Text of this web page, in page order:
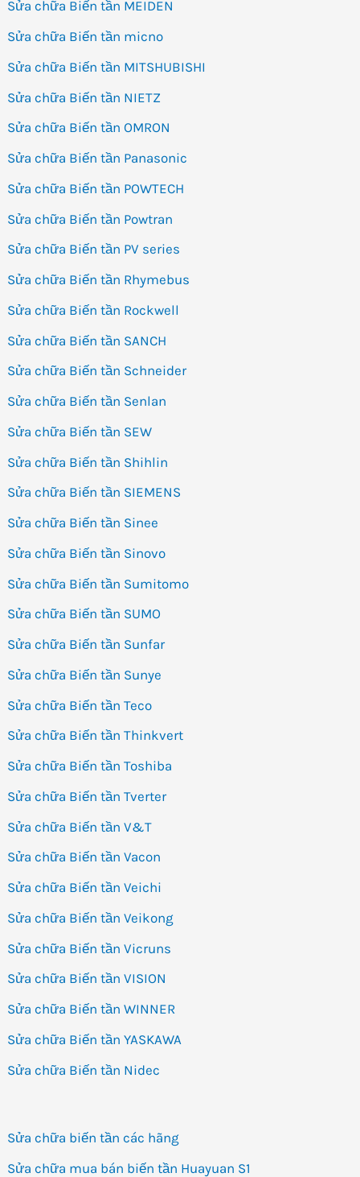
Sửa chữa Biến tần MEIDEN
Sửa chữa Biến tần micno
Sửa chữa Biến tần MITSHUBISHI
Sửa chữa Biến tần NIETZ
Sửa chữa Biến tần OMRON
Sửa chữa Biến tần Panasonic
Sửa chữa Biến tần POWTECH
Sửa chữa Biến tần Powtran
Sửa chữa Biến tần PV series
Sửa chữa Biến tần Rhymebus
Sửa chữa Biến tần Rockwell
Sửa chữa Biến tần SANCH
Sửa chữa Biến tần Schneider
Sửa chữa Biến tần Senlan
Sửa chữa Biến tần SEW
Sửa chữa Biến tần Shihlin
Sửa chữa Biến tần SIEMENS
Sửa chữa Biến tần Sinee
Sửa chữa Biến tần Sinovo
Sửa chữa Biến tần Sumitomo
Sửa chữa Biến tần SUMO
Sửa chữa Biến tần Sunfar
Sửa chữa Biến tần Sunye
Sửa chữa Biến tần Teco
Sửa chữa Biến tần Thinkvert
Sửa chữa Biến tần Toshiba
Sửa chữa Biến tần Tverter
Sửa chữa Biến tần V&T
Sửa chữa Biến tần Vacon
Sửa chữa Biến tần Veichi
Sửa chữa Biến tần Veikong
Sửa chữa Biến tần Vicruns
Sửa chữa Biến tần VISION
Sửa chữa Biến tần WINNER
Sửa chữa Biến tần YASKAWA
Sửa chữa Biến tần Nidec
Sửa chữa biến tần các hãng
Sửa chữa mua bán biến tần Huayuan S1